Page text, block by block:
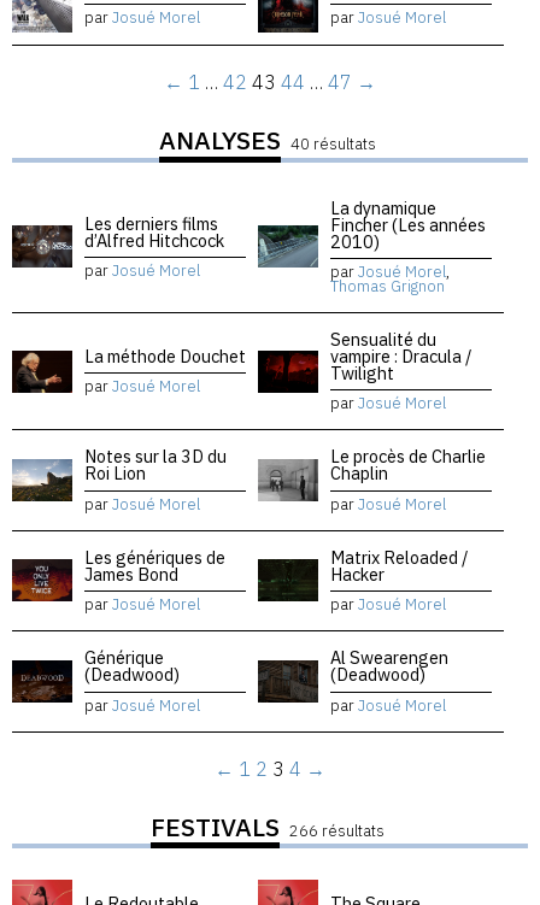
parJosué Morel parJosué Morel
← 1 … 42 43 44 … 47 →
ANALYSES 40 résultats
Les derniers films
d’Alfred Hitchcock
parJosué Morel
La dynamique
Fincher (Les années
2010)
parJosué Morel,
Thomas Grignon
La méthode Douchet
parJosué Morel
Sensualité du
vampire : Dracula /
Twilight
parJosué Morel
Notes sur la 3D du
Roi Lion
parJosué Morel
Le procès de Charlie
Chaplin
parJosué Morel
Les génériques de
James Bond
parJosué Morel
Matrix Reloaded /
Hacker
parJosué Morel
Générique
(Deadwood)
parJosué Morel
Al Swearengen
(Deadwood)
parJosué Morel
← 1 2 3 4 →
FESTIVALS 266 résultats